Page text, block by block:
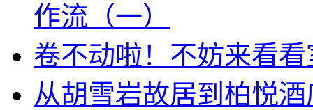
作流（一）
卷不动啦！不妨来看
从胡雪岩故居到柏悦